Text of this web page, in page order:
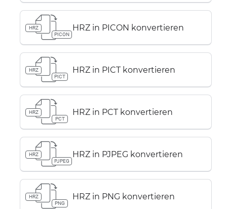
HRZ
PICON
HRZ in PICON konvertieren
HRZ
PICT
HRZ in PICT konvertieren
HRZ
PCT
HRZ in PCT konvertieren
HRZ
PJPEG
HRZ in PJPEG konvertieren
HRZ
PNG
HRZ in PNG konvertieren